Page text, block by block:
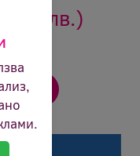
лв.)